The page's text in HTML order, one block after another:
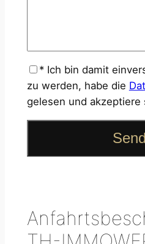
*Ich bin damit
zu werden, habe die
gelesen und akzeptiere